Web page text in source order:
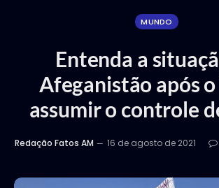
MUNDO
Entenda a
Afeganistão após o
assumir o controle
Redação Fatos AM 16 de agosto de 2021